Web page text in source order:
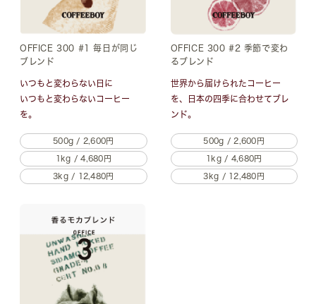
OFFICE 300 #1 毎日が同じ
ブレンド
いつもと変わらない日に
いつもと変わらないコーヒー
を。
500g / 2,600円
1kg / 4,680円
3kg / 12,480円
OFFICE 300 #2 季節で変わ
るブレンド
世界から届けられたコーヒー
を、
日本の四季に合わせてブレ
ンド。
500g / 2,600円
1kg / 4,680円
3kg / 12,480円